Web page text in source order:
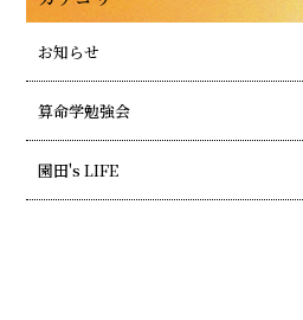
お知らせ
算命学勉強会
園田's LIFE